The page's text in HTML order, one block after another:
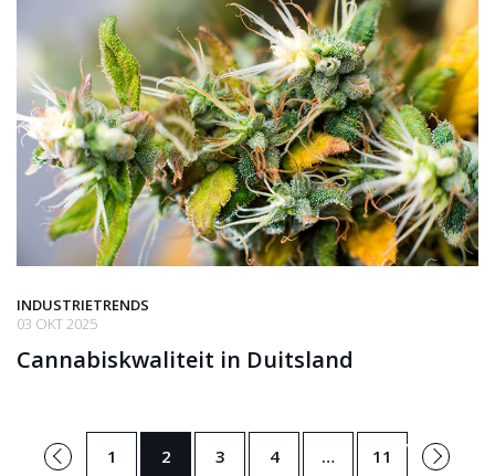
INDUSTRIETRENDS
03 OKT 2025
Cannabiskwaliteit in Duitsland
←
Vorige 1 2 3 4 … 11 Volgende
→